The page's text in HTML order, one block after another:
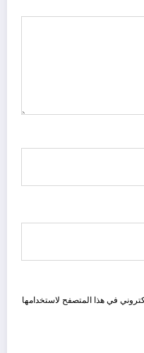
في هذا المتصفح لاستخدامها